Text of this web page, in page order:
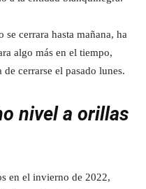
cerrara hasta mañana, ha
algo más en el tiempo,
cerrarse el pasado lunes.
nivel a orillas
en el invierno de 2022,